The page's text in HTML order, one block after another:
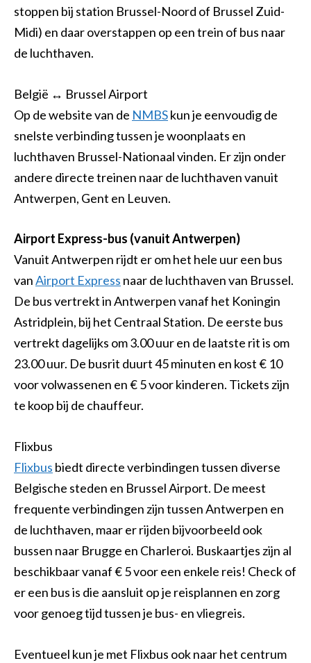
stoppen bij station Brussel-Noord of Brussel Zuid-
Midi) en daar overstappen op een trein of bus naar
de luchthaven.
België ↔ Brussel Airport
Op de website van de NMBSkun je eenvoudig de
snelste verbinding tussen je woonplaats en
luchthaven Brussel-Nationaal vinden. Er zijn onder
andere directe treinen naar de luchthaven vanuit
Antwerpen, Gent en Leuven.
Airport Express-bus (vanuit Antwerpen)
Vanuit Antwerpen rijdt er om het hele uur een bus
vanAirport Express naar de luchthaven van Brussel.
De bus vertrekt in Antwerpen vanaf het Koningin
Astridplein, bij het Centraal Station. De eerste bus
vertrekt dagelijks om 3.00 uur en de laatste rit is om
23.00 uur. De busrit duurt 45 minuten en kost € 10
voor volwassenen en € 5 voor kinderen. Tickets zijn
te koop bij de chauffeur.
Flixbus
Flixbus biedt directe verbindingen tussen diverse
Belgische steden en Brussel Airport. De meest
frequente verbindingen zijn tussen Antwerpen en
de luchthaven, maar er rijden bijvoorbeeld ook
bussen naar Brugge en Charleroi. Buskaartjes zijn al
beschikbaar vanaf € 5 voor een enkele reis! Check of
er een bus is die aansluit op je reisplannen en zorg
voor genoeg tijd tussen je bus- en vliegreis.
Eventueel kun je met Flixbus ook naar het centrum